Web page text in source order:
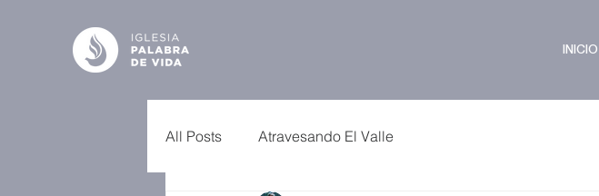
INICIO
All Posts Atravesando El Valle